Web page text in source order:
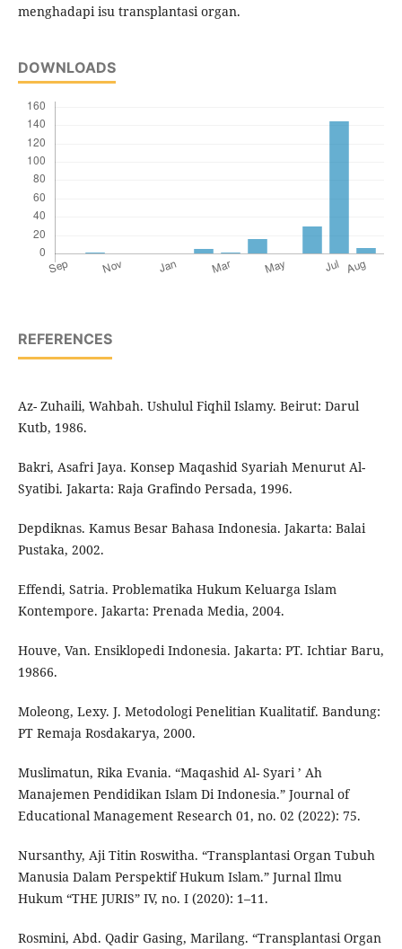
menghadapi isu transplantasi organ.
DOWNLOADS
REFERENCES
Az- Zuhaili, Wahbah. Ushulul Fiqhil Islamy. Beirut: Darul
Kutb, 1986.
Bakri, Asafri Jaya. Konsep Maqashid Syariah Menurut Al-
Syatibi. Jakarta: Raja Grafindo Persada, 1996.
Depdiknas. Kamus Besar Bahasa Indonesia. Jakarta: Balai
Pustaka, 2002.
Effendi, Satria. Problematika Hukum Keluarga Islam
Kontempore. Jakarta: Prenada Media, 2004.
Houve, Van. Ensiklopedi Indonesia. Jakarta: PT. Ichtiar Baru,
19866.
Moleong, Lexy. J. Metodologi Penelitian Kualitatif. Bandung:
PT Remaja Rosdakarya, 2000.
Muslimatun, Rika Evania. “Maqashid Al- Syari ’ Ah
Manajemen Pendidikan Islam Di Indonesia.” Journal of
Educational Management Research 01, no. 02 (2022): 75.
Nursanthy, Aji Titin Roswitha. “Transplantasi Organ Tubuh
Manusia Dalam Perspektif Hukum Islam.” Jurnal Ilmu
Hukum “THE JURIS” IV, no. I (2020): 1–11.
Rosmini, Abd. Qadir Gasing, Marilang. “Transplantasi Organ